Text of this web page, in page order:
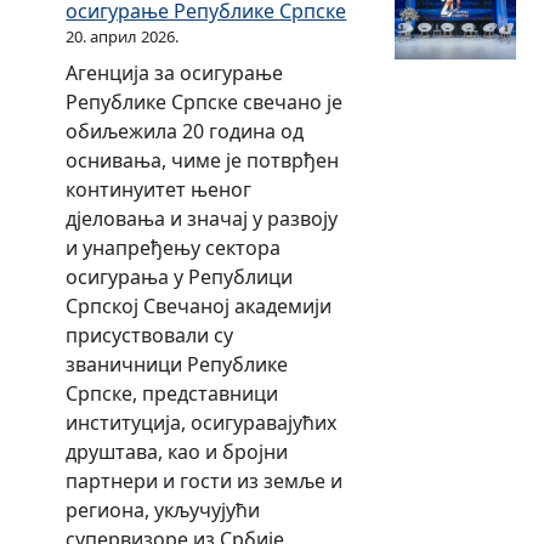
у
р
а
њ
а
д
р
у
ш
т
в
о
м
з
а
р
е
о
с
и
г
у
р
л
и
к
е
С
р
п
с
к
е
з
а
2
0
0
7
.
г
о
а
а
с
п
р
о
в
о
д
е
к
о
н
т
р
о
л
а
њ
у
п
о
м
о
ћ
и
е
в
з
а
и
з
д
а
в
а
њ
е
д
о
з
в
о
л
осигурање Републике Српске
20. април 2026.
Агенција за осигурање
Републике Српске свечано је
обиљежила 20 година од
оснивања, чиме је потврђен
континуитет њеног
дјеловања и значај у развоју
и унапређењу сектора
осигурања у Републици
Српској Свечаној академији
присуствовали су
званичници Републике
Српске, представници
институција, осигуравајућих
друштава, као и бројни
партнери и гости из земље и
региона, укључујући